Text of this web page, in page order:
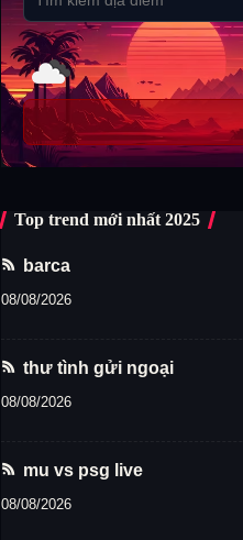
Top trend mới nhất 2025
barca
08/08/2026
thư tình gửi ngoại
08/08/2026
mu vs psg live
08/08/2026